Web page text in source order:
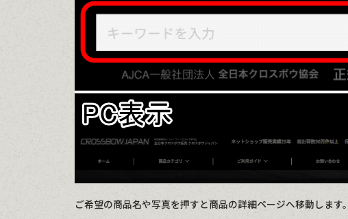
ご希望の商品名や写真を押すと商品の詳細ページへ移動します。